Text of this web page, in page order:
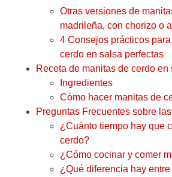
Otras versiones de
madrileña, con chorizo o
4 Consejos prácticos
cerdo en salsa perfectas
Receta de manitas de cerdo en
Ingredientes
Cómo hacer manitas de
Preguntas Frecuentes sobre
¿Cuánto tiempo hay que
cerdo?
¿Cómo cocinar y comer
¿Qué diferencia hay